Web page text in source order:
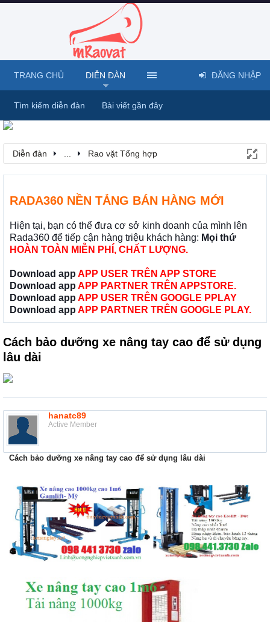
Diễn đàn Rao vặt Tổng hợp
RADA360 NỀN TẢNG BÁN HÀNG MỚI
Hiện tại, bạn có thể đưa cơ sở kinh doanh của mình lên
Rada360 để tiếp cận hàng triệu khách hàng: Mọi thứ
HOÀN TOÀN MIỄN PHÍ, CHẤT LƯỢNG.
Download app APP USER TRÊN APP STORE
Download app APP PARTNER TRÊN APPSTORE.
Download app APP USER TRÊN GOOGLE PPLAY
Download app APP PARTNER TRÊN GOOGLE PLAY.
Cách bảo dưỡng xe nâng tay cao để sử dụng
lâu dài
hanatc89
Active Member
Cách bảo dưỡng xe nâng tay cao để sử dụng lâu dài
TRANG CHỦ DIỄN ĐÀN
Tìm kiếm diễn đàn Bài viết gần đây
ĐĂNG NHẬP